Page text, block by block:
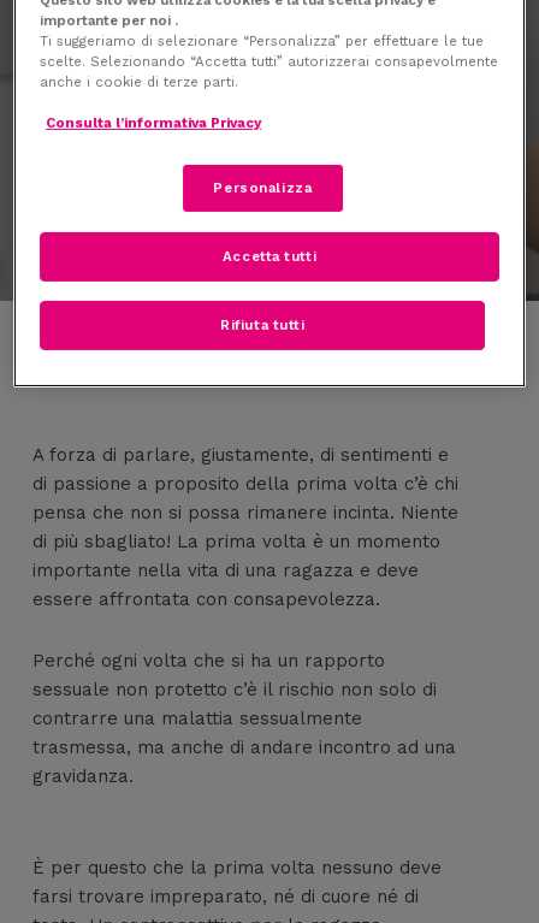
main
search
Anche la prima volta è a rischio gravidanza
A forza di parlare, giustamente, di sentimenti e
di passione a proposito della prima volta c’è chi
pensa che non si possa rimanere incinta. Niente
di più sbagliato! La prima volta è un momento
importante nella vita di una ragazza e deve
essere affrontata con consapevolezza.
Perché ogni volta che si ha un rapporto
sessuale non protetto c’è il rischio non solo di
contrarre una malattia sessualmente
trasmessa, ma anche di andare incontro ad una
gravidanza.
È per questo che la prima volta nessuno deve
farsi trovare impreparato, né di cuore né di
importante per noi .
Ti suggeriamo di selezionare “Personalizza” per effettuare le tue
scelte. Selezionando “Accetta tutti” autorizzerai consapevolmente
anche i cookie di terze parti.
Consulta l’informativa Privacy
Personalizza
Rifiuta tutti
Accetta tutti